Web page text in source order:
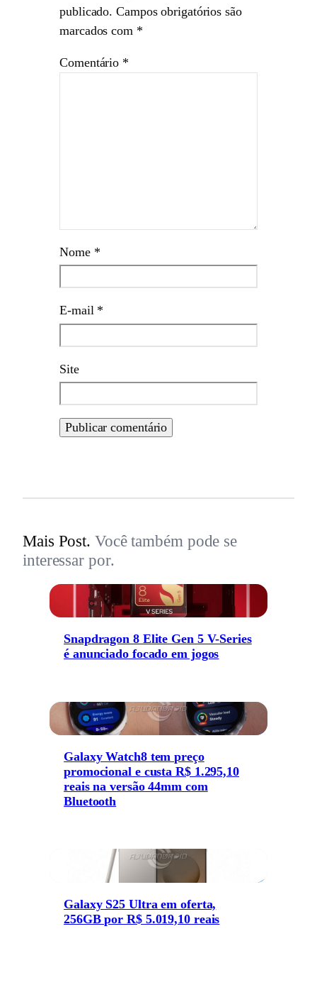
publicado. Campos obrigatórios são
marcados com *
Comentário *
Nome *
E-mail *
Site
Mais Post. Você também pode se
interessar por.
Snapdragon 8 Elite Gen 5 V-Series
é anunciado focado em jogos
Galaxy Watch8 tem preço
promocional e custa R$ 1.295,10
reais na versão 44mm com
Bluetooth
Galaxy S25 Ultra em oferta,
256GB por R$ 5.019,10 reais